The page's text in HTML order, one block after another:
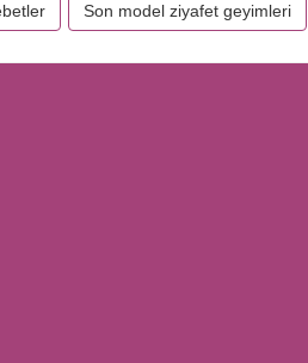
Son model ziyafet geyimleri